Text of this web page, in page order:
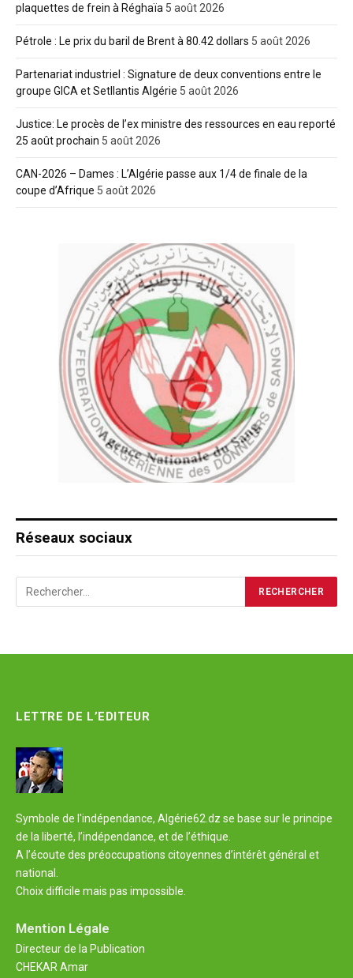
plaquettes de frein à Réghaïa 5 août 2026
Pétrole : Le prix du baril de Brent à 80.42 dollars 5 août 2026
Partenariat industriel : Signature de deux conventions entre le
groupe GICA et Setllantis Algérie 5 août 2026
Justice: Le procès de l’ex ministre des ressources en eau reporté
25 août prochain 5 août 2026
CAN-2026 – Dames : L’Algérie passe aux 1/4 de finale de la
coupe d’Afrique 5 août 2026
Réseaux sociaux
LETTRE DE L’EDITEUR
Symbole de l'indépendance, Algérie62.dz se base sur le principe
de la liberté, l’indépendance, et de l’éthique.
A l’écoute des préoccupations citoyennes d’intérêt général et
national.
Choix difficile mais pas impossible.
Mention Légale
Directeur de la Publication
CHEKAR Amar